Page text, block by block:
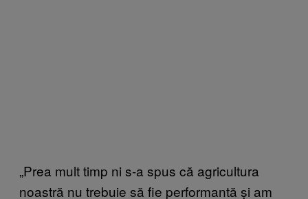
„Prea mult timp ni s-a spus că agricultura
noastră nu trebuie să fie performantă și am